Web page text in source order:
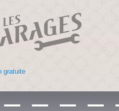
gratuite